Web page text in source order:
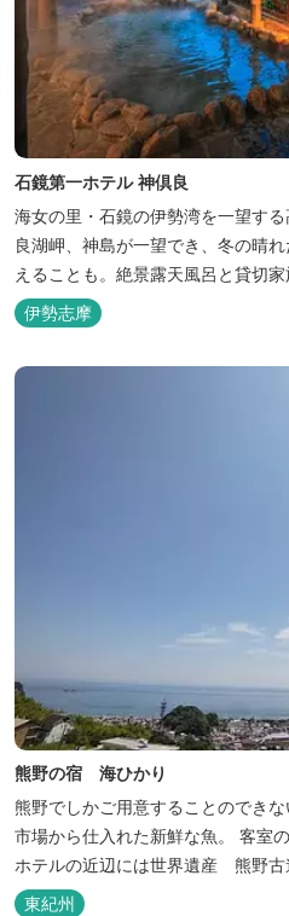
石鏡第一ホテル 神倶良
海女の里・石鏡の伊勢湾を一望す
良湖岬、神島が一望でき、冬の晴
えることも。絶景露天風呂と貸切
の新鮮な海の幸をふんだんに使った
宿です。
伊勢志摩
熊野の宿 海ひかり
熊野でしかご用意することのでき
市場から仕入れた新鮮な魚。 客室
ホテルの近辺には世界遺産 熊野古道 ぜひぜひご堪能くださ
せ。
東紀州